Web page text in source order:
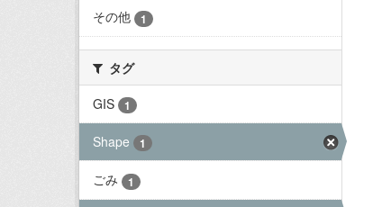
その他
1
タグ
GIS
1
Shape 1
ごみ 1